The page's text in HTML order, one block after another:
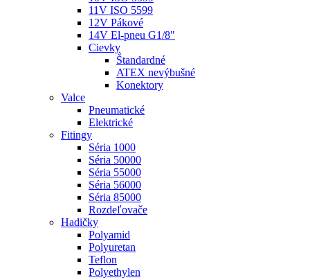
11V ISO 5599
12V Pákové
14V El-pneu G1/8"
Cievky
Štandardné
ATEX nevýbušné
Konektory
Valce
Pneumatické
Elektrické
Fitingy
Séria 1000
Séria 50000
Séria 55000
Séria 56000
Séria 85000
Rozdeľovače
Hadičky
Polyamid
Polyuretan
Teflon
Polyethylen